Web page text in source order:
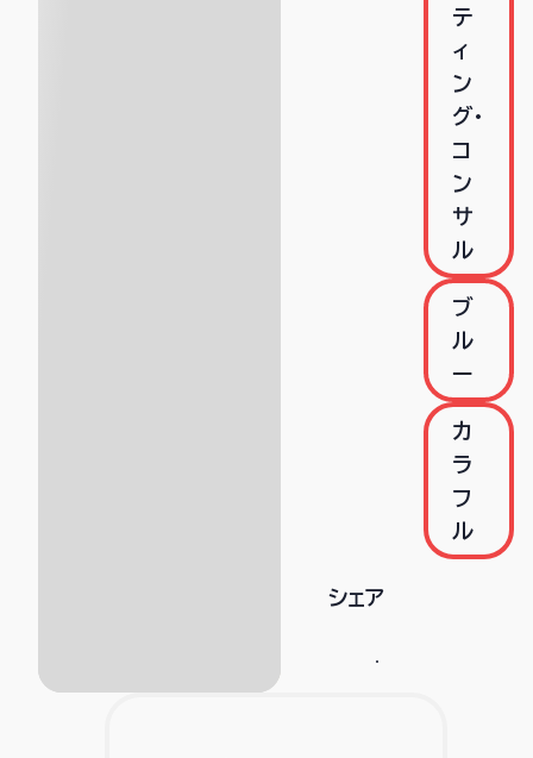
テ
ィ
ン
グ･
コ
ン
サ
ル
ブ
ル
ー
カ
ラ
フ
ル
シェア